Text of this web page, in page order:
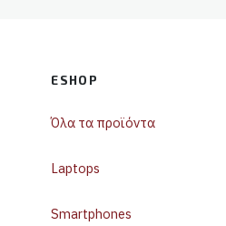
ESHOP
Όλα τα προϊόντα
Laptops
Smartphones